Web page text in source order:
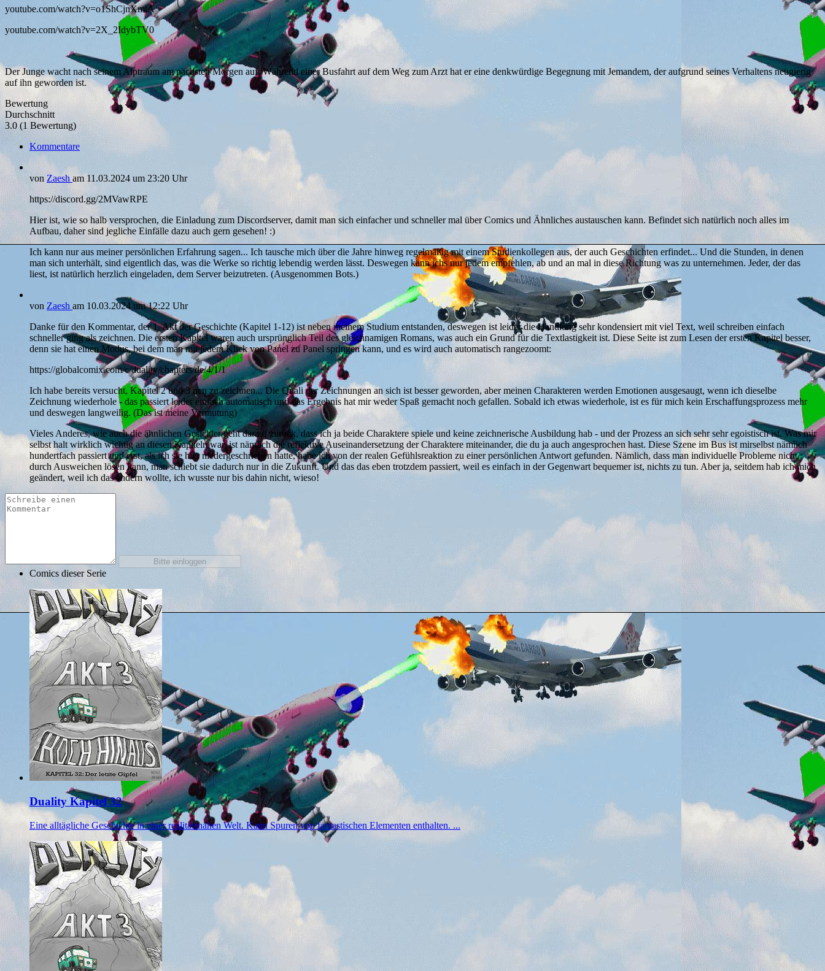
youtube.com/watch?v=o1ShCjnXmtA
youtube.com/watch?v=2X_2IdybTV0
Der Junge wacht nach seinem Alptraum am nächsten Morgen auf. Während einer Busfahrt auf dem Weg zum Arzt hat er eine denkwürdige Begegnung mit Jemandem, der aufgrund seines Verhaltens neugierig
auf ihn geworden ist.
Bewertung
Durchschnitt
3.0 (1 Bewertung)
Kommentare
vonZaesham 11.03.2024 um 23:20 Uhr
https://discord.gg/2MVawRPE
Hier ist, wie so halb versprochen, die Einladung zum Discordserver, damit man sich einfacher und schneller mal über Comics und Ähnliches austauschen kann. Befindet sich natürlich noch alles im
Aufbau, daher sind jegliche Einfälle dazu auch gern gesehen! :)
Ich kann nur aus meiner persönlichen Erfahrung sagen... Ich tausche mich über die Jahre hinweg regelmäßig mit einem Studienkollegen aus, der auch Geschichten erfindet... Und die Stunden, in denen
man sich unterhält, sind eigentlich das, was die Werke so richtig lebendig werden lässt. Deswegen kann ichs nur jedem empfehlen, ab und an mal in diese Richtung was zu unternehmen. Jeder, der das
liest, ist natürlich herzlich eingeladen, dem Server beizutreten. (Ausgenommen Bots.)
von Zaesh am 10.03.2024um 12:22 Uhr
Danke für den Kommentar, der 1. Akt der Geschichte (Kapitel 1-12) ist neben meinem Studium entstanden, deswegen ist leider die Handlung sehr kondensiert mit viel Text, weil schreiben einfach
schneller ging als zeichnen. Die ersten Kapitel waren auch ursprünglich Teil des gleichnamigen Romans, was auch ein Grund für die Textlastigkeit ist. Diese Seite ist zum Lesen der ersten Kapitel besser,
denn sie hat einen Modus, bei dem man mit jedem Klick von Panel zu Panel springen kann, und es wird auch automatisch rangezoomt:
https://globalcomix.com/c/duality/chapters/de/4/1/1
Ich habe bereits versucht, Kapitel 2 und 3 neu zu zeichnen... Die Quali der Zeichnungen an sich ist besser geworden, aber meinen Charakteren werden Emotionen ausgesaugt, wenn ich dieselbe
Zeichnung wiederhole - das passiert leider einfach automatisch und das Ergebnis hat mir weder Spaß gemacht noch gefallen. Sobald ich etwas wiederhole, ist es für mich kein Erschaffungsprozess mehr
und deswegen langweilig. (Das ist meine Vermutung)
Vieles Anderes, wie auch die ähnlichen Gesichter geht darauf zurück, dass ich ja beide Charaktere spiele und keine zeichnerische Ausbildung hab - und der Prozess an sich sehr sehr egoistisch ist. Was mir
selbst halt wirklich wichtig an diesen Kapiteln war, ist nämlich die reflektive Auseinandersetzung der Charaktere miteinander, die du ja auch angesprochen hast. Diese Szene im Bus ist mirselbst nämlich
hundertfach passiert und erst, als ich sie hier niedergeschrieben hatte, habe ich von der realen Gefühlsreaktion zu einer persönlichen Antwort gefunden. Nämlich, dass man individuelle Probleme nicht
durch Ausweichen lösen kann, man schiebt sie dadurch nur in die Zukunft. Und das das eben trotzdem passiert, weil es einfach in der Gegenwart bequemer ist, nichts zu tun. Aber ja, seitdem hab ich mich
geändert, weil ich das ändern wollte, ich wusste nur bis dahin nicht, wieso!
Comics dieser Serie
Duality Kapitel 32
Eine alltägliche Geschichte in einer realitätsnahen Welt. Kann Spuren von fantastischen Elementen enthalten. ...